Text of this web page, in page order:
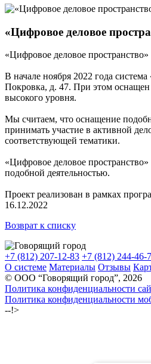
«Цифровое деловое
«Цифровое деловое
В начале ноября 2022 года
Покровка, д. 47. При этом оснащен
высокого уровня.
Мы считаем, что оснащение
принимать участие в активной
соответствующей тематики.
«Цифровое деловое
подобной деятельностью.
Проект реализован в рамках
16.12.2022
Возврат к списку
+7 (812) 207-12-83 +7 (812) 244-46-
О системе Материалы Отзывы
© ООО “Говорящий город”, 2026
Политика конфиденциальности
Политика конфиденциальности
--!>